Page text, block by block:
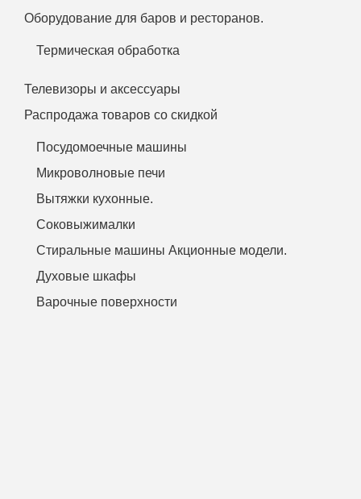
Оборудование для баров и ресторанов.
Термическая обработка
Телевизоры и аксессуары
Распродажа товаров со скидкой
Посудомоечные машины
Микроволновые печи
Вытяжки кухонные.
Соковыжималки
Стиральные машины Акционные модели.
Духовые шкафы
Варочные поверхности